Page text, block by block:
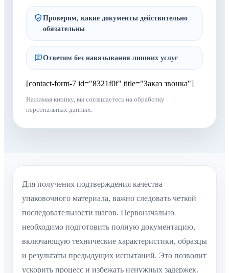
Проверим, какие документы действительно
обязательны
Ответим без навязывания лишних услуг
[contact-form-7 id="8321f0f" title="Заказ звонка"]
Нажимая кнопку, вы соглашаетесь на обработку
персональных данных.
Для получения подтверждения качества
упаковочного материала, важно следовать четкой
последовательности шагов. Первоначально
необходимо подготовить полную документацию,
включающую технические характеристики, образцы
и результаты предыдущих испытаний. Это позволит
ускорить процесс и избежать ненужных задержек.